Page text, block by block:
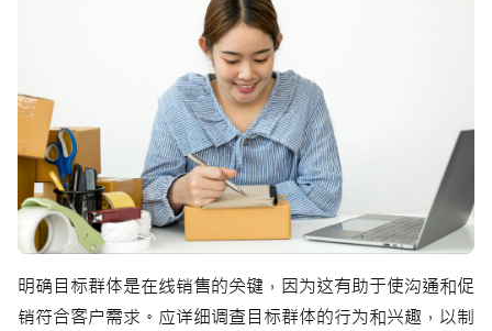
明确目标群体是在线销售的关键，因为这有助于使沟通和促
销符合客户需求。应详细调查目标群体的行为和兴趣，以制